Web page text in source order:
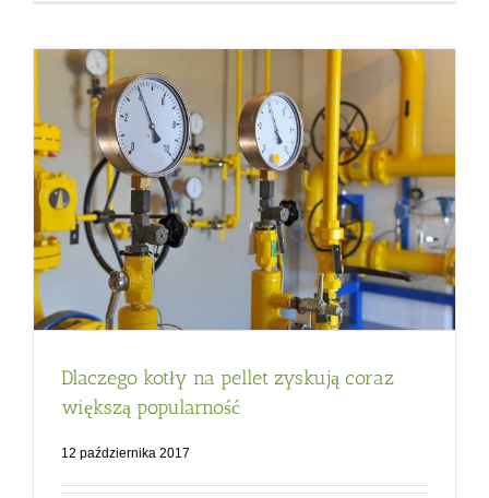
Dlaczego kotły na pellet zyskują coraz
większą popularność
12 października 2017